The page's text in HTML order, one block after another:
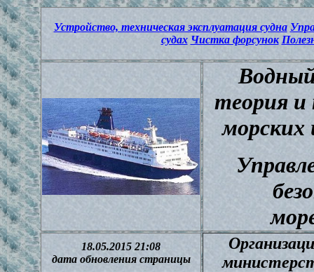
Устройство, техническая эксплуатация судна
судах Чистка форсунок
теория и
морских
18.05.2015 21:08
дата обновления страницы